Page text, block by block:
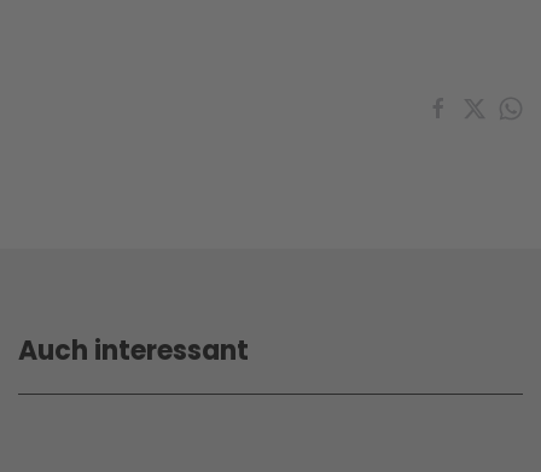
Auch interessant